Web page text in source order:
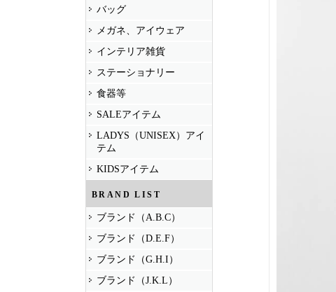
バッグ
メガネ、アイウェア
インテリア雑貨
ステーショナリー
食器等
SALEアイテム
LADYS（UNISEX）アイ
テム
KIDSアイテム
BRAND LIST
ブランド（A.B.C）
ブランド（D.E.F）
ブランド（G.H.I）
ブランド（J.K.L）